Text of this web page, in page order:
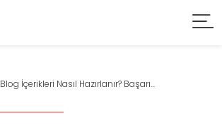
Blog İçerikleri Nasıl Hazırlanır? Başarı...